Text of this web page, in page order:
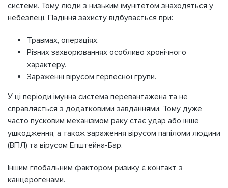
системи. Тому люди з низьким імунітетом знаходяться у
небезпеці. Падіння захисту відбувається при:
Травмах, операціях.
Різних захворюваннях особливо хронічного
характеру.
Зараженні вірусом герпесної групи.
У ці періоди імунна система перевантажена та не
справляється з додатковими завданнями. Тому дуже
часто пусковим механізмом раку стає удар або інше
ушкодження, а також зараження вірусом папіломи людини
(ВПЛ) та вірусом Епштейна-Бар.
Іншим глобальним фактором ризику є контакт з
канцерогенами.